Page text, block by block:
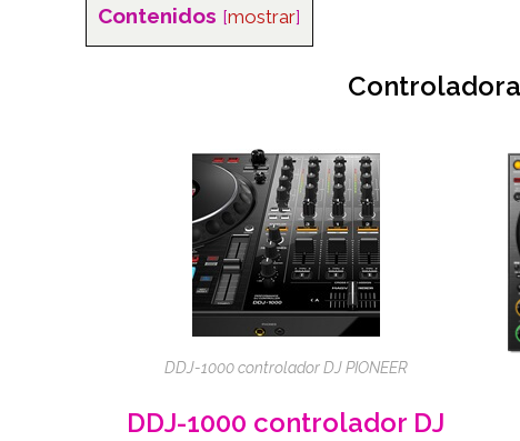
Contenidos [mostrar]
DDJ-1000 controlador DJ PIONEER
DDJ-1000 controlador DJ